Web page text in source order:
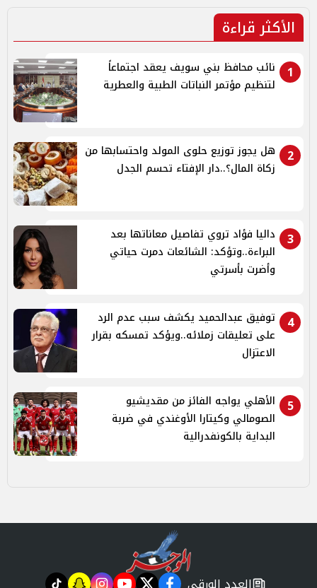
الأكثر قراءة
1
نائب محافظ بني سويف يعقد اجتماعاً
لتنظيم مؤتمر النباتات الطبية والعطرية
2
هل يجوز توزيع حلوى المولد واحتسابها من
زكاة المال؟..دار الإفتاء تحسم الجدل
3
داليا فؤاد تروي تفاصيل معاناتها بعد
البراءة..وتؤكد: الشائعات دمرت حياتي
وأضرت بأسرتي
4
توفيق عبدالحميد يكشف سبب عدم الرد
على تعليقات زملائه..ويؤكد تمسكه بقرار
الاعتزال
5
الأهلي يواجه الفائز من مقديشيو
الصومالي وكيتارا الأوغندي في ضربة
البداية بالكونفدرالية